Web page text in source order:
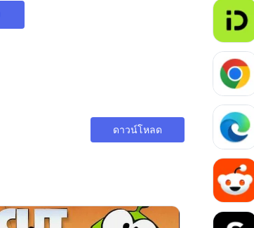
ดาวน์โหลด